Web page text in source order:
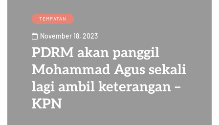
TEMPATAN
November 18, 2023
PDRM akan panggil
Mohammad Agus sekali
lagi ambil keterangan –
KPN